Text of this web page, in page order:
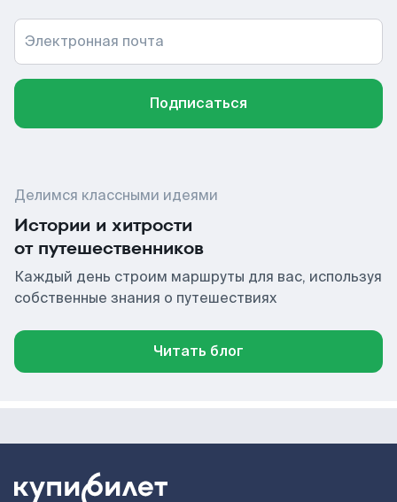
Электронная почта
Подписаться
Делимся классными идеями
Истории и хитрости
от путешественников
Каждый день строим маршруты для вас, используя
собственные знания о путешествиях
Читать блог